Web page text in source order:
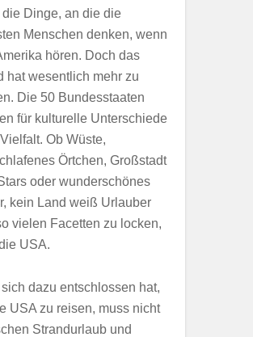
Dinge, an die die
Menschen denken, wenn
hören. Doch das
hat wesentlich mehr zu
Die 50 Bundesstaaten
für kulturelle Unterschiede
Ob Wüste,
Örtchen, Großstadt
oder wunderschönes
kein Land weiß Urlauber
vielen Facetten zu locken,
USA.
dazu entschlossen hat,
USA zu reisen, muss nicht
Strandurlaub und